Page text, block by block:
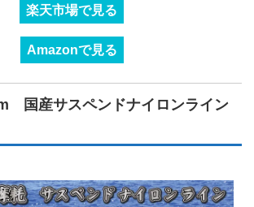
楽天市場で見る
Amazonで見る
国産サスペンドナイロンライン